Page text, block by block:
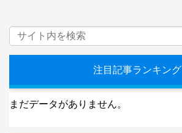
注目記事ランキング
まだデータがありません。